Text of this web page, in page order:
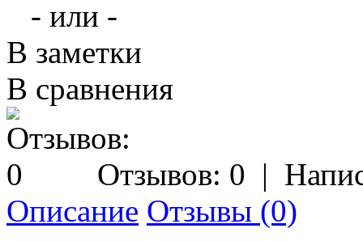
- или -
В заметки
В сравнения
Отзывов: 0 |
Описание Отзывы (0)